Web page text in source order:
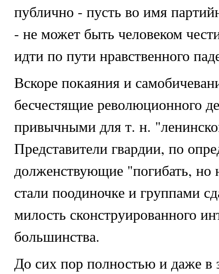
публично - пусть во имя
- не может быть человеком
идти по пути нравственного
Вскоре покаяния и
бесчестящие революционного
привычными для т. н.
Представители гвардии, по
долженствующие "погибать, но
стали поодиночке и группами
милость сконструированного
большинства.
До сих пор полностью и даже в